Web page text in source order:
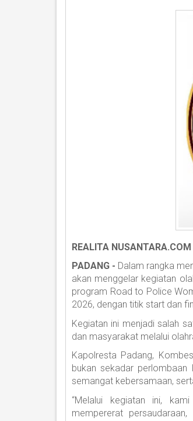
REALITA NUSANTARA.COM
PADANG - Dalam rangka
akan menggelar kegiatan
program Road to Police
2026, dengan titik start dan
Kegiatan ini menjadi salah
dan masyarakat melalui
Kapolresta Padang,
bukan sekadar perlombaan
semangat kebersamaan,
“Melalui kegiatan ini,
mempererat